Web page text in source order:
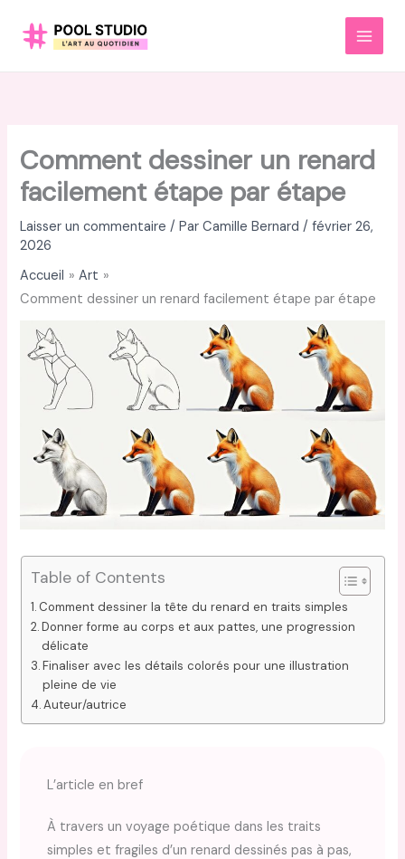
MAIN
Comment dessiner un renard
facilement étape par étape
Laisser un commentaire / ParCamille Bernard/février 26,
2026
Accueil
Art
Comment dessiner un renard facilement étape par étape
Table of Contents
Comment dessiner la tête du renard en traits simples
Donner forme au corps et aux pattes, une progression
délicate
Finaliser avec les détails colorés pour une illustration
pleine de vie
Auteur/autrice
L’article en bref
À travers un voyage poétique dans les traits
simples et fragiles d’un renard dessinés pas à pas,